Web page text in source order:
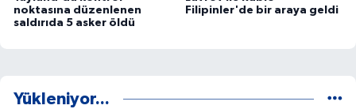
noktasına düzenlenen
saldırıda 5 asker öldü
Filipinler'de bir araya geldi
Yükleniyor...